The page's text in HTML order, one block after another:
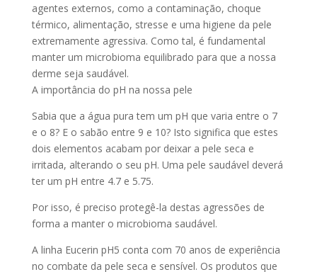
agentes externos, como a contaminação, choque
térmico, alimentação, stresse e uma higiene da pele
extremamente agressiva. Como tal, é fundamental
manter um microbioma equilibrado para que a nossa
derme seja saudável.
A importância do pH na nossa pele
Sabia que a água pura tem um pH que varia entre o 7
e o 8? E o sabão entre 9 e 10? Isto significa que estes
dois elementos acabam por deixar a pele seca e
irritada, alterando o seu pH. Uma pele saudável deverá
ter um pH entre 4.7 e 5.75.
Por isso, é preciso protegê-la destas agressões de
forma a manter o microbioma saudável.
A linha Eucerin pH5 conta com 70 anos de experiência
no combate da pele seca e sensível. Os produtos que